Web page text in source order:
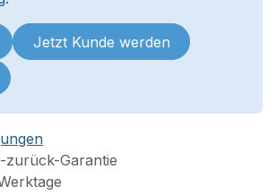
Jetzt Kunde werden
Garantie